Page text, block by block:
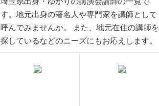
す。地元出身の著名人や専門家を講師として
呼んでみませんか。 また、地元在住の講師を
探しているなどのニーズにもお応えします。